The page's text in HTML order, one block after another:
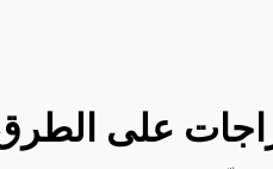
على